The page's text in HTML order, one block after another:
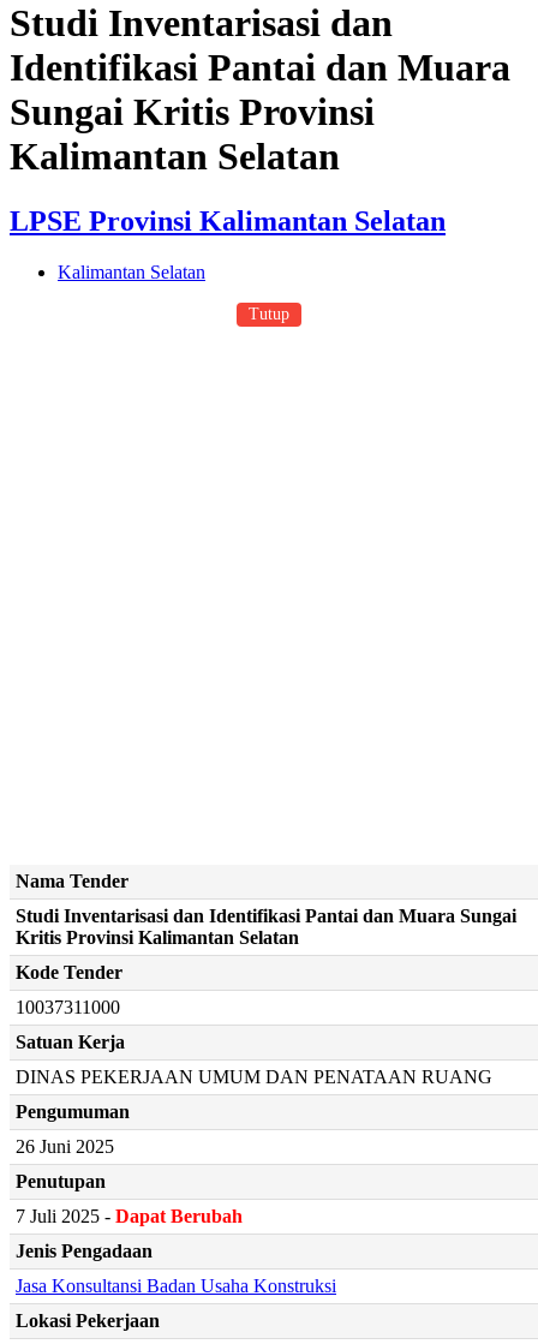
Studi Inventarisasi dan
Identifikasi Pantai dan Muara
Sungai Kritis Provinsi
Kalimantan Selatan
LPSE Provinsi Kalimantan Selatan
Kalimantan Selatan
Tutup
Nama Tender
Studi Inventarisasi dan Identifikasi Pantai dan Muara Sungai
Kritis Provinsi Kalimantan Selatan
Kode Tender
10037311000
Satuan Kerja
DINAS PEKERJAAN UMUM DAN PENATAAN RUANG
Pengumuman
26 Juni 2025
Penutupan
7 Juli 2025 - Dapat Berubah
Jenis Pengadaan
Jasa Konsultansi Badan Usaha Konstruksi
Lokasi Pekerjaan